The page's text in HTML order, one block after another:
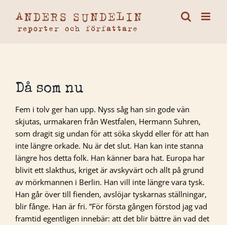
innehållet
Då som nu
Fem i tolv ger han upp. Nyss såg han sin gode vän
skjutas, urmakaren från Westfalen, Hermann Suhren,
som dragit sig undan för att söka skydd eller för att han
inte längre orkade. Nu är det slut. Han kan inte stanna
längre hos detta folk. Han känner bara hat. Europa har
blivit ett slakthus, kriget är avskyvärt och allt på grund
av mörkmannen i Berlin. Han vill inte längre vara tysk.
Han går över till fienden, avslöjar tyskarnas ställningar,
blir fånge. Han är fri. ”För första gången förstod jag vad
framtid egentligen innebär: att det blir bättre än vad det